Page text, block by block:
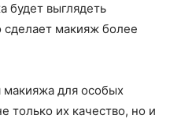
будет выглядеть
макияж более
для особых
только их качество, но и